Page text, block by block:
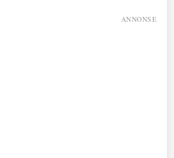
ANNONSE